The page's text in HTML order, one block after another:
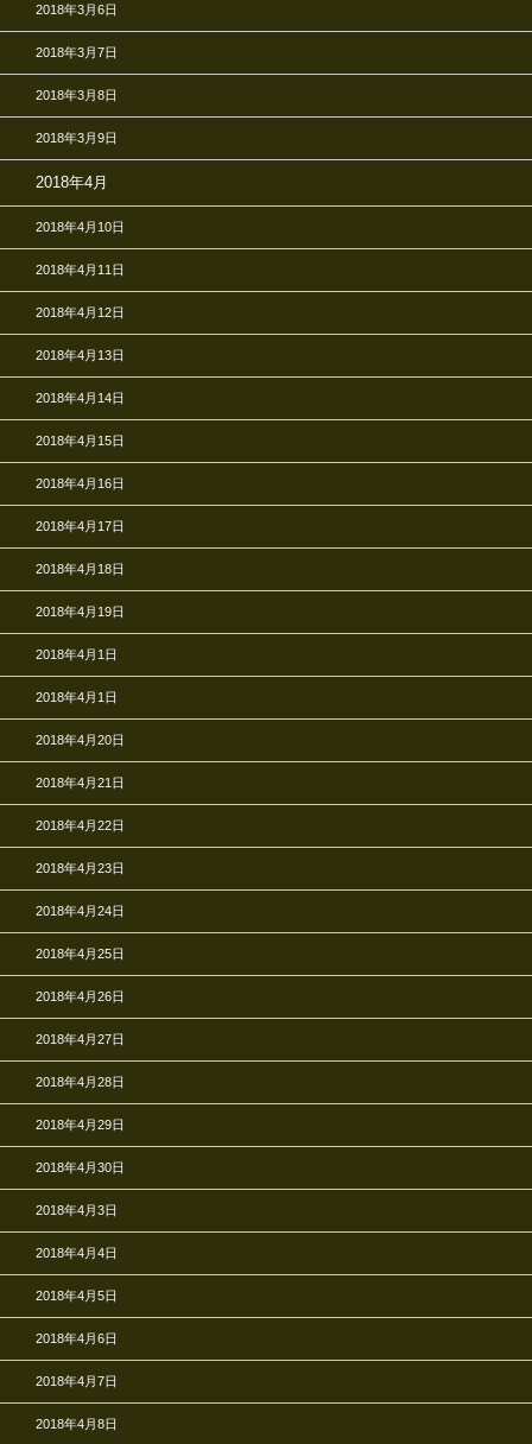
2018年3月6日
2018年3月7日
2018年3月8日
2018年3月9日
2018年4月
2018年4月10日
2018年4月11日
2018年4月12日
2018年4月13日
2018年4月14日
2018年4月15日
2018年4月16日
2018年4月17日
2018年4月18日
2018年4月19日
2018年4月1日
2018年4月1日
2018年4月20日
2018年4月21日
2018年4月22日
2018年4月23日
2018年4月24日
2018年4月25日
2018年4月26日
2018年4月27日
2018年4月28日
2018年4月29日
2018年4月30日
2018年4月3日
2018年4月4日
2018年4月5日
2018年4月6日
2018年4月7日
2018年4月8日